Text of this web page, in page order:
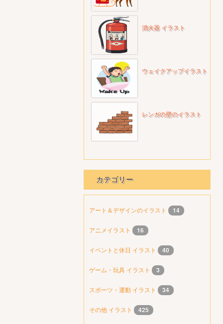
消火器 イラスト
ウェイクアップイラスト
レンガの壁のイラスト
カテゴリー
アート＆デザインのイラスト 14
アニメイラスト 16
イベントと休日 イラスト 40
ゲーム・玩具 イラスト 3
スポーツ・運動 イラスト 34
その他 イラスト 425